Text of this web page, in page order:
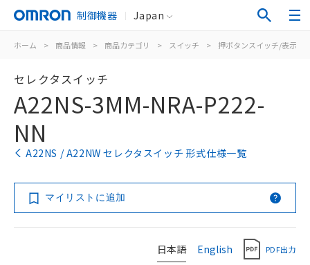
制御機器 Japan
ホーム > 商品情報 > 商品カテゴリ > スイッチ > 押ボタンスイッチ/表示灯
セレクタスイッチ
A22NS-3MM-NRA-P222-
NN
A22NS / A22NW セレクタスイッチ 形式仕様一覧
マイリストに追加
日本語 English PDF出力